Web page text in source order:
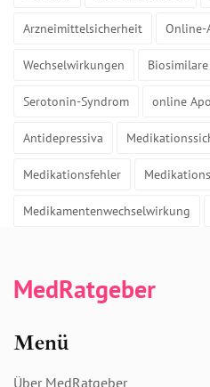
Arzneimittelsicherheit Online-
Wechselwirkungen Biosimilare
Serotonin-Syndrom online
Antidepressiva
Medikationsfehler
Medikamentenwechselwirkung
MedRatgeber
Menü
Über MedRatgeber